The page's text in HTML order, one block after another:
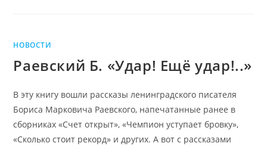
НОВОСТИ
Раевский Б. «Удар! Ещё удар!..»
В эту книгу вошли рассказы ленинградского писателя
Бориса Марковича Раевского, напечатанные ранее в
сборниках «Счет открыт», «Чемпион уступает бровку»,
«Сколько стоит рекорд» и других. А вот с рассказами